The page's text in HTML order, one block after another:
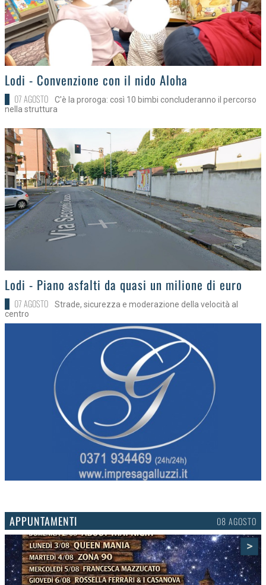
>Lodi - Convenzione con il nido Aloha
07 AGOSTO
C'è la proroga: così 10 bimbi concluderanno il percorso
nella struttura
>Lodi - Piano asfalti da quasi un milione di euro
07 AGOSTO
Strade, sicurezza e moderazione della velocità al
centro
APPUNTAMENTI 06 AGOSTO
>